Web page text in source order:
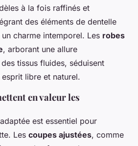
à la fois raffinés et
des éléments de dentelle
charme intemporel. Les robes
, arborant une allure
tissus fluides, séduisent
libre et naturel.
en valeur les
est essentiel pour
Les coupes ajustées, comme